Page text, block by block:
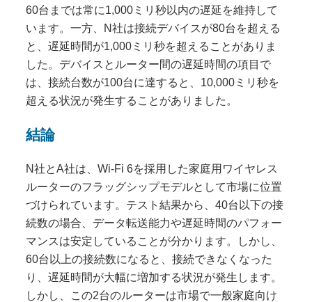
60台までは常に1,000ミリ秒以内の遅延を維持して
います。一方、N社は接続デバイスが80台を超える
と、遅延時間が1,000ミリ秒を超えることがありま
した。デバイスとルーター間の遅延時間の項目で
は、接続台数が100台に達すると、10,000ミリ秒を
超える状況が発生することがありました。
結論
N社とA社は、Wi-Fi 6を採用した家庭用ワイヤレス
ルーターのフラッグシップモデルとして市場に位置
づけられています。テスト結果から、40台以下の接
続数の場合、データ転送能力や遅延時間のパフォー
マンスは安定していることが分かります。しかし、
60台以上の接続数になると、接続できなくなった
り、遅延時間が大幅に増加する状況が発生します。
しかし、この2台のルーターは市場で一般家庭向け